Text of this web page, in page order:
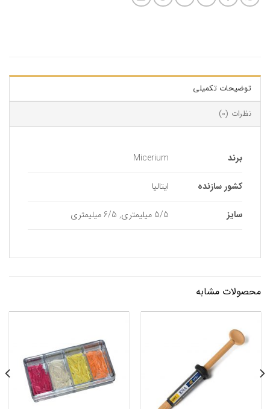
توضیحات تکمیلی
نظرات (0)
برند Micerium
کشور سازنده ایتالیا
سایز 5/5 میلیمتری, 6/5 میلیمتری
محصولات مشابه